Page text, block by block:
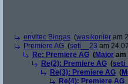
envitec Biogas (wasikonier am
Premiere AG (seti__23 am
Re: Premiere AG (Major am
Re(2): Premiere AG (
Re(3): Premiere AG (
Re(4): Premiere AG